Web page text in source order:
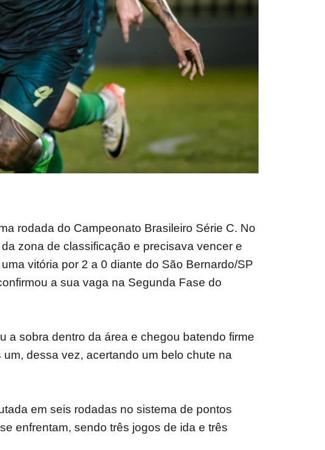
rodada do Campeonato Brasileiro Série C. No
zona de classificação e precisava vencer e
vitória por 2 a 0 diante do São Bernardo/SP
a sua vaga na Segunda Fase do
a sobra dentro da área e chegou batendo firme
dessa vez, acertando um belo chute na
em seis rodadas no sistema de pontos
enfrentam, sendo três jogos de ida e três